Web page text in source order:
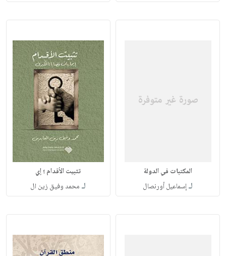
المكتبات في الدولة
لـإسماعيل أورنصال
تثبيت الأقدام ؛ إي
لـ محمد وفيق زين ال